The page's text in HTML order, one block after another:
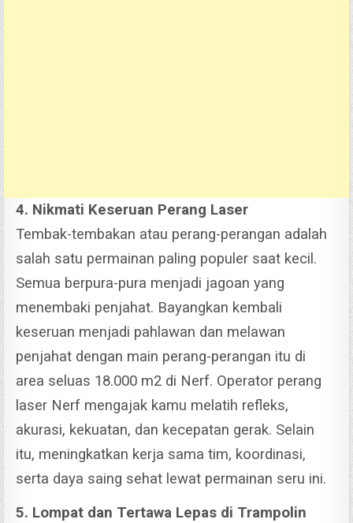
4. Nikmati Keseruan Perang Laser
Tembak-tembakan atau perang-perangan adalah
salah satu permainan paling populer saat kecil.
Semua berpura-pura menjadi jagoan yang
menembaki penjahat. Bayangkan kembali
keseruan menjadi pahlawan dan melawan
penjahat dengan main perang-perangan itu di
area seluas 18.000 m2 di Nerf. Operator perang
laser Nerf mengajak kamu melatih refleks,
akurasi, kekuatan, dan kecepatan gerak. Selain
itu, meningkatkan kerja sama tim, koordinasi,
serta daya saing sehat lewat permainan seru ini.
5. Lompat dan Tertawa Lepas di Trampolin